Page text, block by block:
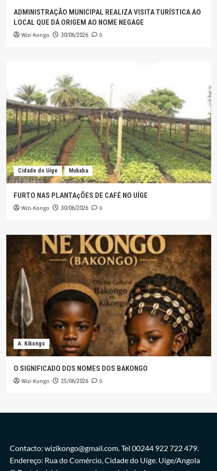
ADMINISTRAÇÃO MUNICIPAL REALIZA VISITA TURÍSTICA AO
LOCAL QUE DÁ ORIGEM AO NOME NEGAGE
Wizi-Kongo 30/06/2026 0
Cidade do Uíge Mukaba
FURTO NAS PLANTAçÕES DE CAFÉ NO UÍGE
Wizi-Kongo 30/06/2026 0
A. Kikongo
O SIGNIFICADO DOS NOMES DOS BAKONGO
Wizi-Kongo 25/06/2026 0
Contacto: wizikongo@gmail.com. Tel 00244 922 722 479.
Endereço: Rua do Comércio, Cidade do Uíge. Uíge/Angola